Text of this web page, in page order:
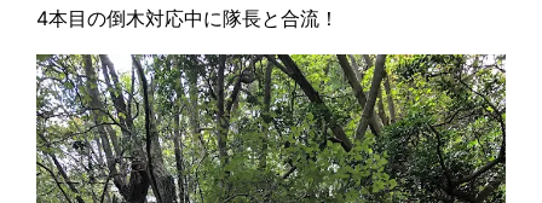
4本目の倒木対応中に隊長と合流！